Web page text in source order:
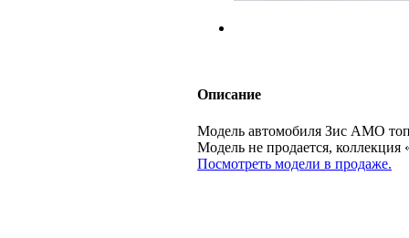
Описание
Модель автомобиля Зис АМО
Модель не продается,
Посмотреть модели в продаже.